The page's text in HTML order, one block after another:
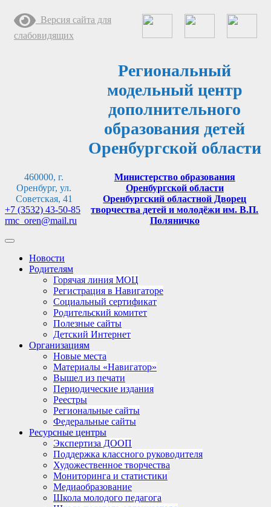
содержимому
Версия сайта для
слабовидящих
Региональный
модельный центр
дополнительного
образования детей
Оренбургской области
460000, г.
Оренбург, ул.
Советская, 41
+7 (3532) 43-50-85
rmc_oren@mail.ru
Министерство образования
Оренбургской области
Оренбургский областной Дворец
творчества детей и молодёжи им. В.П.
Поляничко
Новости
Родителям
Горячая линия МОЦ
Регистрация в Навигаторе
Социальный сертификат
Родительский комитет
Полезные сайты
Детский Интернет
Организациям
Новые места
Материалы «Навигатор»
Вышел из печати
Периодические издания
Реестры
Региональные сайты
Федеральные сайты
Ресурсные центры
Экспертиза ДООП
Поддержка классного руководителя
Художественное творчества
Мониторинга и статистики
Медиаобразование
Школа молодого педагога